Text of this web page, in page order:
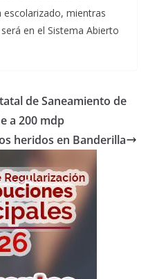
mientras
en el Sistema Abierto
de Saneamiento de
a 200 mdp
heridos en Banderilla